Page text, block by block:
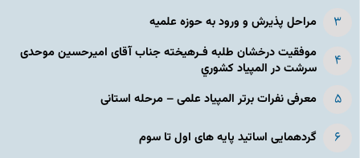
مراحل پذیرش و ورود به حوزه علمیه
موفقیت درخشان طلبه فـرهیخته جناب آقای امیرحسین موحدی
سرشت در المپياد كشوري
معرفی نفرات برتر المپیاد علمی – مرحله استانی
گردهمایی اساتید پایه های اول تا سوم